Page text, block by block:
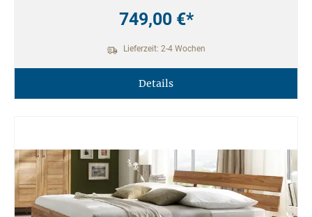
749,00 €*
Lieferzeit: 2-4 Wochen
Details